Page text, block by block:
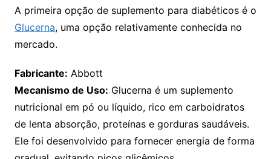
A primeira opção de suplemento para diabéticos é o
Glucerna, uma opção relativamente conhecida no
mercado.
Fabricante: Abbott
Mecanismo de Uso: Glucerna é um suplemento
nutricional em pó ou líquido, rico em carboidratos
de lenta absorção, proteínas e gorduras saudáveis.
Ele foi desenvolvido para fornecer energia de forma